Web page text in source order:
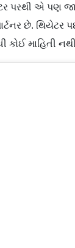
પરથી એ પણ
પાર્ટનર છે.
માહિતી